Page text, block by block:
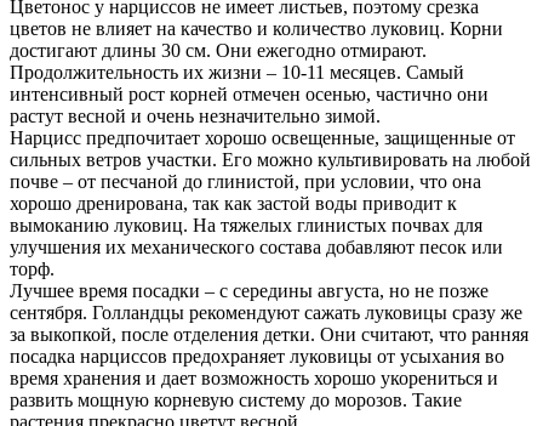
Цветонос у нарциссов не имеет листьев, поэтому срезка
цветов не влияет на качество и количество луковиц. Корни
достигают длины 30 см. Они ежегодно отмирают.
Продолжительность их жизни – 10-11 месяцев. Самый
интенсивный рост корней отмечен осенью, частично они
растут весной и очень незначительно зимой.
Нарцисс предпочитает хорошо освещенные, защищенные от
сильных ветров участки. Его можно культивировать на любой
почве – от песчаной до глинистой, при условии, что она
хорошо дренирована, так как застой воды приводит к
вымоканию луковиц. На тяжелых глинистых почвах для
улучшения их механического состава добавляют песок или
торф.
Лучшее время посадки – с середины августа, но не позже
сентября. Голландцы рекомендуют сажать луковицы сразу же
за выкопкой, после отделения детки. Они считают, что ранняя
посадка нарциссов предохраняет луковицы от усыхания во
время хранения и дает возможность хорошо укорениться и
развить мощную корневую систему до морозов. Такие
растения прекрасно цветут весной.